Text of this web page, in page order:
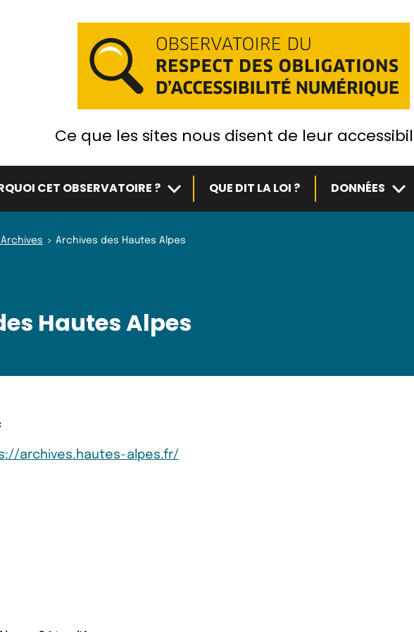
Ce que les sites nous disent de leur
CET OBSERVATOIRE ? Sous-menuQUE DIT LA LOI ? DONNÉES
Archives des Hautes Alpes
Hautes Alpes
archives.hautes-alpes.fr/